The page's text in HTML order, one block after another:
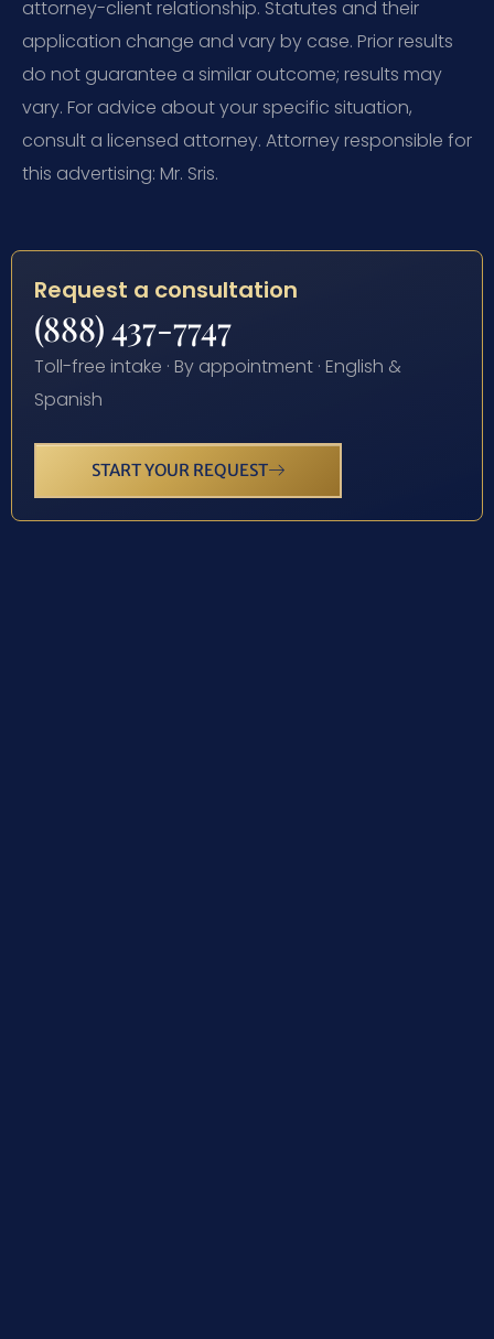
attorney-client relationship. Statutes and their
application change and vary by case. Prior results
do not guarantee a similar outcome; results may
vary. For advice about your specific situation,
consult a licensed attorney. Attorney responsible for
this advertising: Mr. Sris.
Request a consultation
(888) 437-7747
Toll-free intake · By appointment · English &
Spanish
START YOUR REQUEST